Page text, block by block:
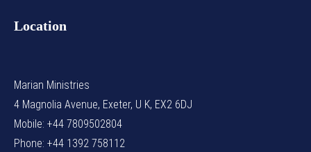
Location
Marian Ministries
4 Magnolia Avenue, Exeter, U K, EX2 6DJ
Mobile: +44 7809502804
Phone: +44 1392 758112